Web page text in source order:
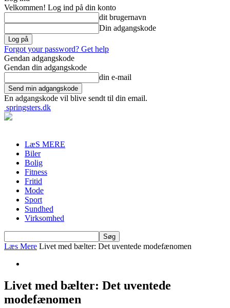
Velkommen! Log ind på din konto
dit brugernavn
Din adgangskode
Forgot your password? Get help
Gendan adgangskode
Gendan din adgangskode
din e-mail
En adgangskode vil blive sendt til din email.
springsters.dk
LæS MERE
Biler
Bolig
Fitness
Fritid
Mode
Sport
Sundhed
Virksomhed
Læs Mere Livet med bælter: Det uventede modefænomen
Livet med bælter: Det uventede
modefænomen